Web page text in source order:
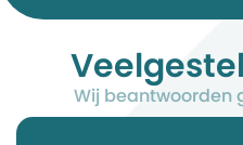
Wij beantwoorden